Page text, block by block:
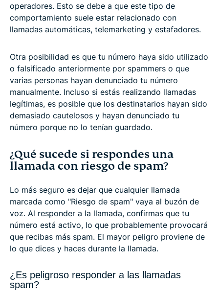
operadores. Esto se debe a que este tipo de
comportamiento suele estar relacionado con
llamadas automáticas, telemarketing y estafadores.
Otra posibilidad es que tu número haya sido utilizado
o falsificado anteriormente por spammers o que
varias personas hayan denunciado tu número
manualmente. Incluso si estás realizando llamadas
legítimas, es posible que los destinatarios hayan sido
demasiado cautelosos y hayan denunciado tu
número porque no lo tenían guardado.
¿Qué sucede si respondes una
llamada con riesgo de spam?
Lo más seguro es dejar que cualquier llamada
marcada como "Riesgo de spam" vaya al buzón de
voz. Al responder a la llamada, confirmas que tu
número está activo, lo que probablemente provocará
que recibas más spam. El mayor peligro proviene de
lo que dices y haces durante la llamada.
¿Es peligroso responder a las llamadas
spam?